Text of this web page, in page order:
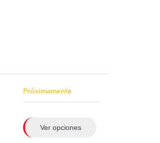
Próximamente
Ver opciones